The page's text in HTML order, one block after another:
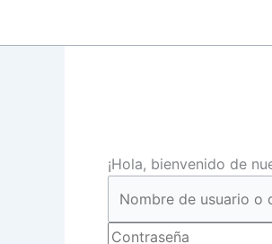
¡Hola, bienvenido de